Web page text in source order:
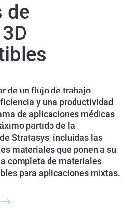
de
de un flujo de trabajo
y una productividad
de aplicaciones médicas
partido de la
Stratasys, incluidas las
materiales que ponen a su
completa de materiales
para aplicaciones mixtas.